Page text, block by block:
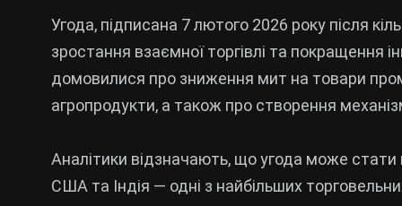
Угода, підписана 7 лютого 2026 року після
зростання взаємної торгівлі та покращення
домовилися про зниження мит на товари
агропродукти, а також про створення
Аналітики відзначають, що угода може
США та Індія — одні з найбільших